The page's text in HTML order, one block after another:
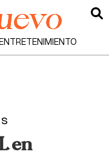
ENTRETENIMIENTO
en